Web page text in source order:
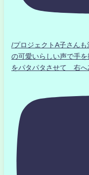
/プロジェクトA子さ
の可愛いらしい声で手
をパタパタさせて 右へ